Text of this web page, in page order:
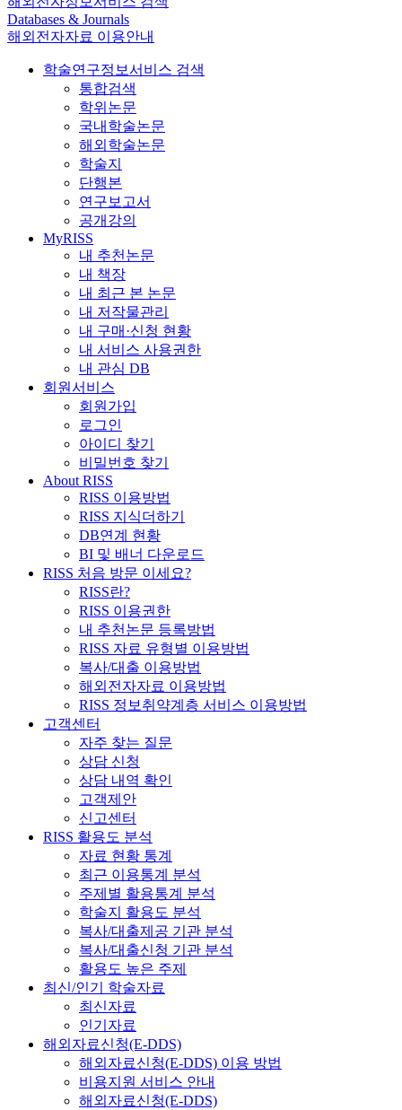
Databases & Journals
해외전자자료 이용안내
학술연구정보서비스 검색
통합검색
학위논문
국내학술논문
해외학술논문
학술지
단행본
연구보고서
공개강의
MyRISS
내 추천논문
내 책장
내 최근 본 논문
내 저작물관리
내 구매·신청 현황
내 서비스 사용권한
내 관심 DB
회원서비스
회원가입
로그인
아이디 찾기
비밀번호 찾기
About RISS
RISS 이용방법
RISS 지식더하기
DB연계 현황
BI 및 배너 다운로드
RISS 처음 방문 이세요?
RISS란?
RISS 이용권한
내 추천논문 등록방법
RISS 자료 유형별 이용방법
복사/대출 이용방법
해외전자자료 이용방법
RISS 정보취약계층 서비스 이용방법
고객센터
자주 찾는 질문
상담 신청
상담 내역 확인
고객제안
신고센터
RISS 활용도 분석
자료 현황 통계
최근 이용통계 분석
주제별 활용통계 분석
학술지 활용도 분석
복사/대출제공 기관 분석
복사/대출신청 기관 분석
활용도 높은 주제
최신/인기 학술자료
최신자료
인기자료
해외자료신청(E-DDS)
해외자료신청(E-DDS) 이용 방법
비용지원 서비스 안내
해외자료신청(E-DDS)